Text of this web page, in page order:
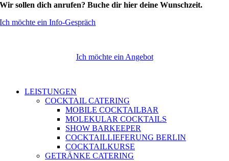
Wir sollen dich anrufen? Buche dir hier deine Wunschzeit.
Ich möchte ein Info-Gespräch
Ich möchte ein Angebot
LEISTUNGEN
COCKTAIL CATERING
MOBILE COCKTAILBAR
MOLEKULAR COCKTAILS
SHOW BARKEEPER
COCKTAILLIEFERUNG BERLIN
COCKTAILKURSE
GETRÄNKE CATERING